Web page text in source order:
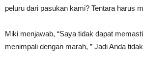
peluru dari pasukan kami? Tentara harus
Miki menjawab, “Saya tidak dapat
menimpali dengan marah, ” Jadi Anda